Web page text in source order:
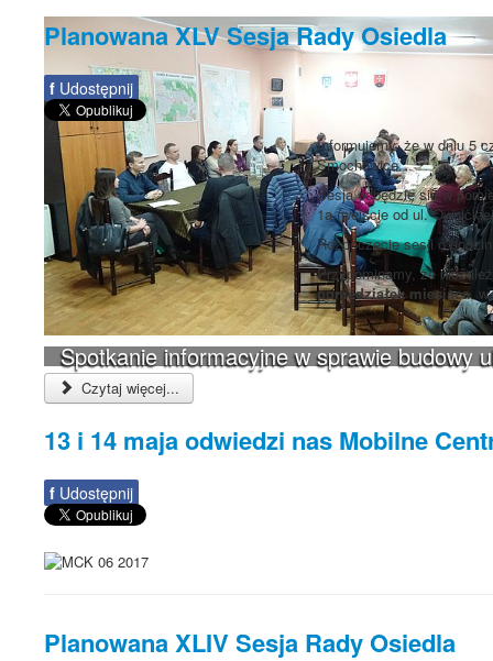
Spotkanie informacyjne w sprawie budowy
Planowana XLV Sesja Rady Osiedla
f Udostępnij
Informujemy, że w dniu 5
Smochowice.
Sesja odbędzie się w
1a (wejście od ul.
Rozpoczęcie sesji o
Przypominamy, że
poniedziałek miesiąca, w
Czytaj więcej...
13 i 14 maja odwiedzi nas Mobilne
f Udostępnij
Planowana XLIV Sesja Rady Osiedla